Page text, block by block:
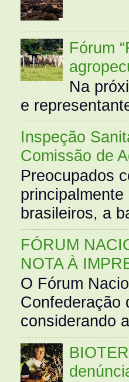
Fórum
Na
e
Inspeção
Comissão de
Preocupados
brasileiros, a
FÓRUM
NOTA À
O Fórum
Confederação
considerando